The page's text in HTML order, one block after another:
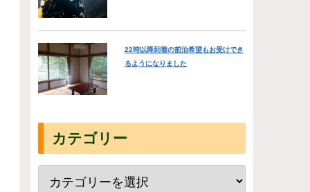
22時以降到着の前泊希望もお受けでき
るようになりました
カテゴリー